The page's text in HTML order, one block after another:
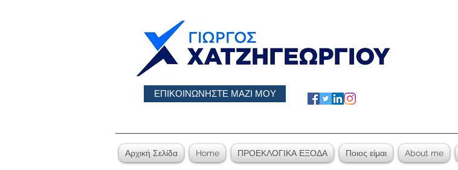
ΕΠΙΚΟΙΝΩΝΗΣΤΕ ΜΑΖΙ ΜΟΥ
Αρχική Σελίδα Home ΠΡΟΕΚΛΟΓΙΚΑ ΕΞΟΔΑ Ποιος είμαι About me